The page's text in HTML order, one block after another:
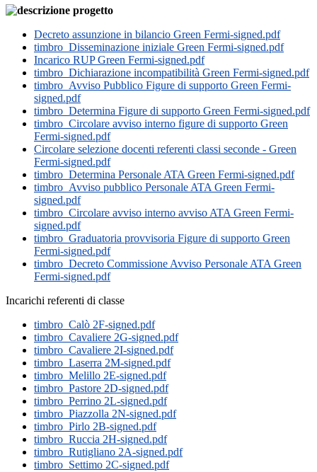
Decreto assunzione in bilancio Green Fermi-signed.pdf
timbro_Disseminazione iniziale Green Fermi-signed.pdf
Incarico RUP Green Fermi-signed.pdf
timbro_Dichiarazione incompatibilità Green Fermi-signed.pdf
timbro_Avviso Pubblico Figure di supporto Green Fermi-
signed.pdf
timbro_Determina Figure di supporto Green Fermi-signed.pdf
timbro_Circolare avviso interno figure di supporto Green
Fermi-signed.pdf
Circolare selezione docenti referenti classi seconde - Green
Fermi-signed.pdf
timbro_Determina Personale ATA Green Fermi-signed.pdf
timbro_Avviso pubblico Personale ATA Green Fermi-
signed.pdf
timbro_Circolare avviso interno avviso ATA Green Fermi-
signed.pdf
timbro_Graduatoria provvisoria Figure di supporto Green
Fermi-signed.pdf
timbro_Decreto Commissione Avviso Personale ATA Green
Fermi-signed.pdf
Incarichi referenti di classe
timbro_Calò 2F-signed.pdf
timbro_Cavaliere 2G-signed.pdf
timbro_Cavaliere 2I-signed.pdf
timbro_Laserra 2M-signed.pdf
timbro_Melillo 2E-signed.pdf
timbro_Pastore 2D-signed.pdf
timbro_Perrino 2L-signed.pdf
timbro_Piazzolla 2N-signed.pdf
timbro_Pirlo 2B-signed.pdf
timbro_Ruccia 2H-signed.pdf
timbro_Rutigliano 2A-signed.pdf
timbro_Settimo 2C-signed.pdf